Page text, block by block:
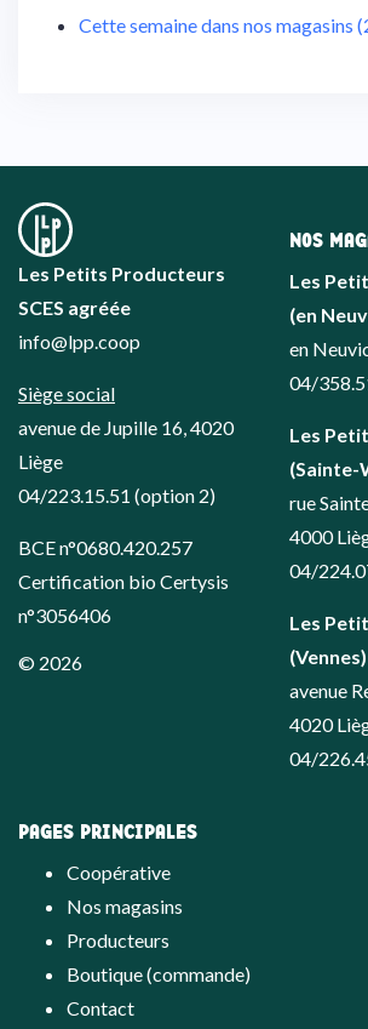
Cette semaine dans nos magasins
Les Petits Producteurs
SCES agréée
info@lpp.coop
Siège social
avenue de Jupille 16, 4020
Liège
04/223.15.51 (option 2)
BCE n°0680.420.257
Certification bio Certysis
n°3056406
© 2026
NOS
Les
(en
en
04/
Les
(Sainte-
rue
4000
04/
Les
(Vennes)
avenue
4020
04/
PAGES PRINCIPALES
Coopérative
Nos magasins
Producteurs
Boutique (commande)
Contact